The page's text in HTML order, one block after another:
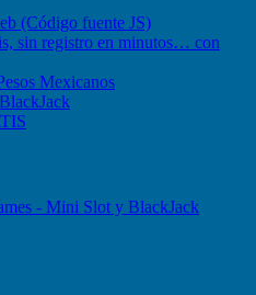
(Código fuente JS)
sin registro en minutos… con
Mexicanos
- Mini Slot y BlackJack